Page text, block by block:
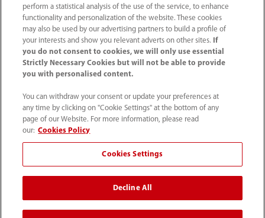
4007005652
800online@mindray.com
使用条款｜网站地图
｜监察举报｜联系我们
© 2026 深圳迈瑞生物医疗电子股份有限公司 版权所有
互联网药品信息服务资格证书[（粤）-非经营性-2023-
0518]粤ICP备05083646号
perform a statistical analysis of the use of the service, to enhance
functionality and personalization of the website. These cookies
may also be used by our advertising partners to build a profile of
your interests and show you relevant adverts on other sites.
If
you do not consent to cookies, we will only use essential
Strictly Necessary Cookies but will not be able to provide
you with personalised content.
You can withdraw your consent or update your preferences at
any time by clicking on "Cookie Settings" at the bottom of any
page of our Website. For more information, please read
our: Cookies Policy
Cookies Settings
Decline All